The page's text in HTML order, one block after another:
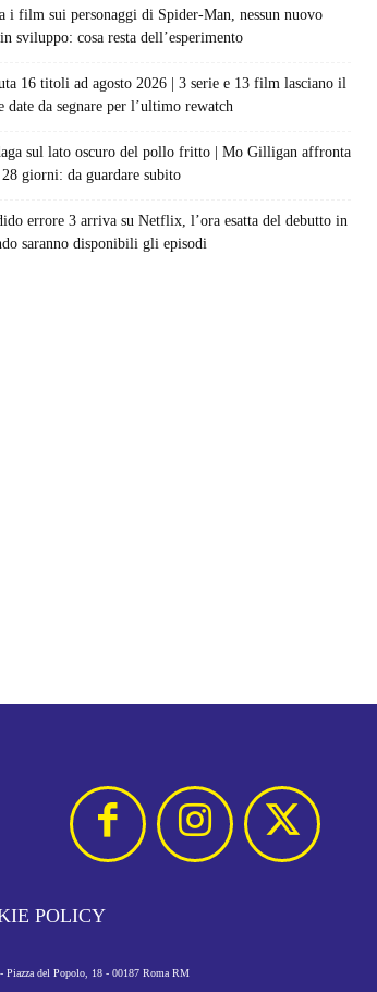
i film sui personaggi di Spider-Man, nessun nuovo
sviluppo: cosa resta dell’esperimento
16 titoli ad agosto 2026 | 3 serie e 13 film lasciano il
date da segnare per l’ultimo rewatch
sul lato oscuro del pollo fritto | Mo Gilligan affronta
giorni: da guardare subito
errore 3 arriva su Netflix, l’ora esatta del debutto in
saranno disponibili gli episodi
POLICY
Piazza del Popolo, 18 - 00187 Roma RM